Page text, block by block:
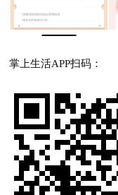
掌上生活APP扫码：